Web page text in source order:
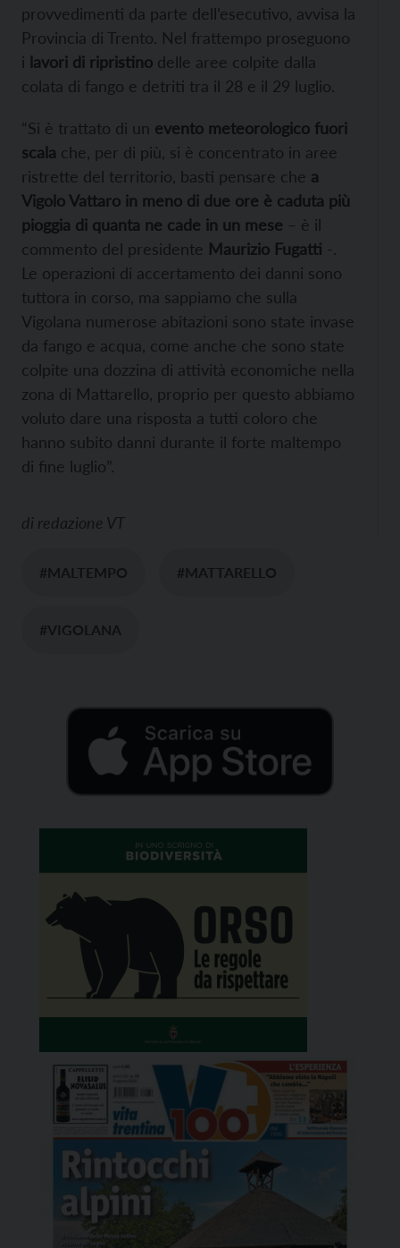
provvedimenti da parte dell’esecutivo, avvisa la
Provincia di Trento. Nel frattempo proseguono
i lavori di ripristino delle aree colpite dalla
colata di fango e detriti tra il 28 e il 29 luglio.
“Si è trattato di un evento meteorologico fuori
scala che, per di più, si è concentrato in aree
ristrette del territorio, basti pensare che a
Vigolo Vattaro in meno di due ore è caduta più
pioggia di quanta ne cade in un mese – è il
commento del presidente Maurizio Fugatti -.
Le operazioni di accertamento dei danni sono
tuttora in corso, ma sappiamo che sulla
Vigolana numerose abitazioni sono state invase
da fango e acqua, come anche che sono state
colpite una dozzina di attività economiche nella
zona di Mattarello, proprio per questo abbiamo
voluto dare una risposta a tutti coloro che
hanno subito danni durante il forte maltempo
di fine luglio”.
di redazione VT
#MALTEMPO #MATTARELLO
#VIGOLANA